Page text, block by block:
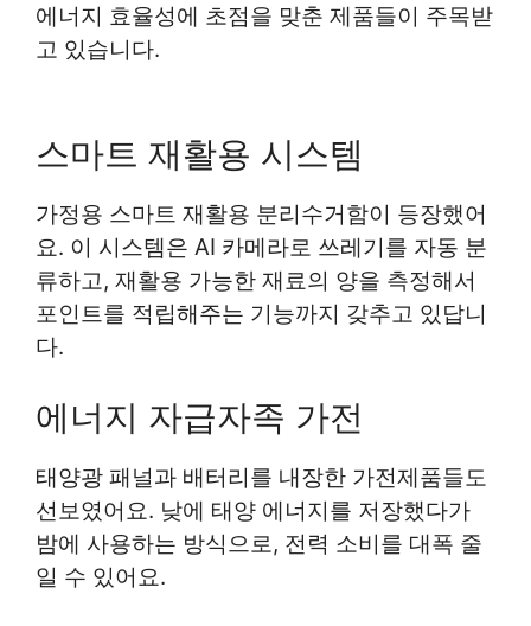
에너지 효율성에 초점을 맞춘 제품들이 주목받
고 있습니다.
스마트 재활용 시스템
가정용 스마트 재활용 분리수거함이 등장했어
요. 이 시스템은 AI 카메라로 쓰레기를 자동 분
류하고, 재활용 가능한 재료의 양을 측정해서
포인트를 적립해주는 기능까지 갖추고 있답니
다.
에너지 자급자족 가전
태양광 패널과 배터리를 내장한 가전제품들도
선보였어요. 낮에 태양 에너지를 저장했다가
밤에 사용하는 방식으로, 전력 소비를 대폭 줄
일 수 있어요.